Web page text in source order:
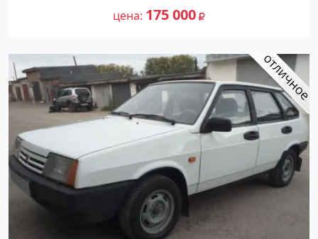
объявление №26920 на сайте
цена 175 000